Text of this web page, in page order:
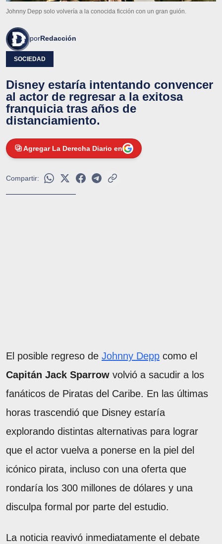
Johnny Depp solo volvería a la conocida ficción con un gran guión.
porRedacción
SOCIEDAD
Disney estaría intentando convencer
al actor de regresar a la exitosa
franquicia tras años de
distanciamiento.
Agregar La Derecha Diario en
Compartir:
El posible regreso de Johnny Depp como el
Capitán Jack Sparrow volvió a sacudir a los
fanáticos de Piratas del Caribe. En las últimas
horas trascendió que Disney estaría
explorando distintas alternativas para lograr
que el actor vuelva a ponerse en la piel del
icónico pirata, incluso con una oferta que
rondaría los 300 millones de dólares y una
disculpa formal por parte del estudio.
La noticia reavivó inmediatamente el debate